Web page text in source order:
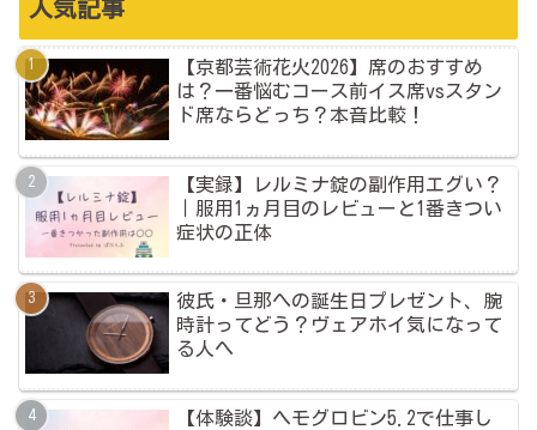
人気記事
【京都芸術花火2026】席のおすすめ
は？一番悩むコース前イス席vsスタン
ド席ならどっち？本音比較！
【実録】レルミナ錠の副作用エグい？
｜服用1ヵ月目のレビューと1番きつい
症状の正体
彼氏・旦那への誕生日プレゼント、腕
時計ってどう？ヴェアホイ気になって
る人へ
【体験談】ヘモグロビン5.2で仕事し